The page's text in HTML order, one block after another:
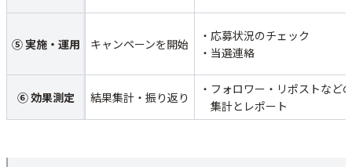
⑤ 実施・運用 キャンペーンを開始
・応募状況のチェック
・当選連絡
⑥ 効果測定 結果集計・振り返り
・フォロワー・リポストなど
集計とレポート